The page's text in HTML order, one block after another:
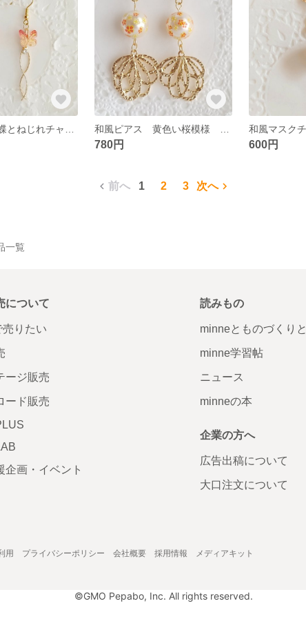
780円 600円
前へ 1 2 3 次へ
一覧
について
りたい
ージ販売
ード販売
企画・イベント
読みもの
minneとものづくりと
minne学習帖
ニュース
minneの本
企業の方へ
広告出稿について
大口注文について
用 プライバシーポリシー 会社概要 採用情報 メディアキット
©GMO Pepabo, Inc. All rights reserved.